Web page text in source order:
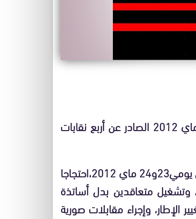
في شأن ما ورد في بيان الاضراب الإقليمي ليومي23و24 ماي 2012 الصادر عن أربع نقابات
دعت اربع نقابات تعليمية بإقليم جرادة إلى إضراب إقليمي يومي23و24 ماي 2012،احتجاجا
وتشغيل متعاقدين بدل أساتذة
الإطار، وإجراء مقابلات صورية